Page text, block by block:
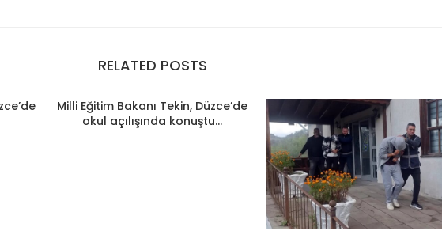
RELATED POSTS
Milli Eğitim Bakanı Tekin, Düzce’de
okul açılışında konuştu...